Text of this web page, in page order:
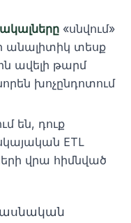
«սնվում»
անալիտիկ տեսք
ավելի թարմ
խոչընդոտում
են, դուք
ETL
վրա հիմնված